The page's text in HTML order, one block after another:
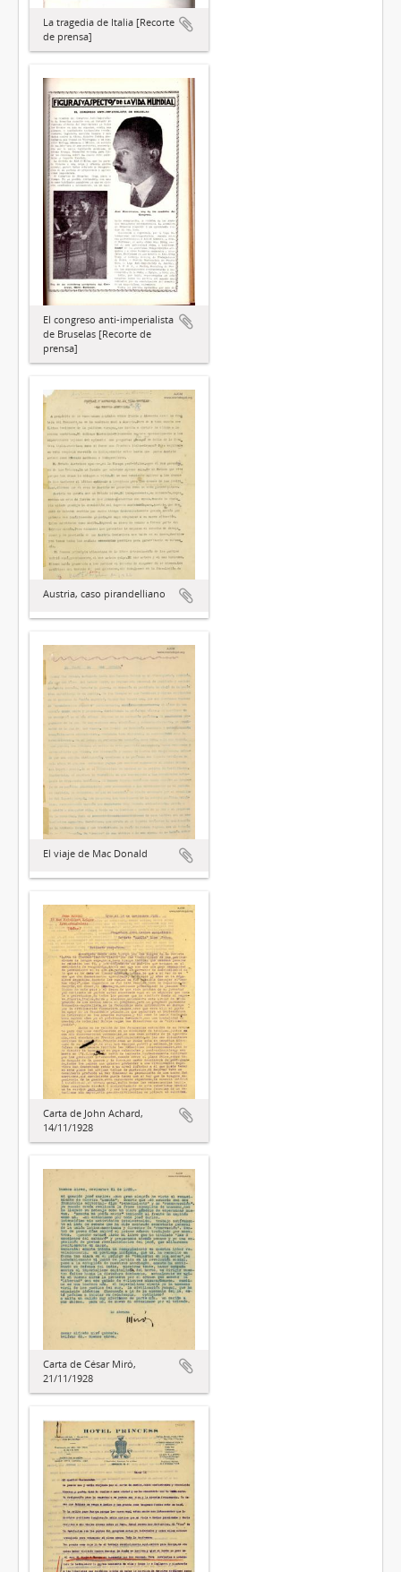
La tragedia de Italia [Recorte
de prensa]
El congreso anti-imperialista
de Bruselas [Recorte de
prensa]
Austria, caso pirandelliano
El viaje de Mac Donald
Carta de John Achard,
14/11/1928
Carta de César Miró,
21/11/1928